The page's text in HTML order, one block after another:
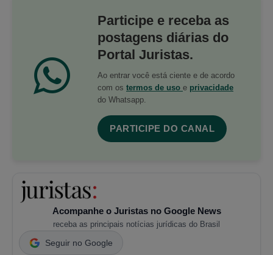
Participe e receba as
postagens diárias do
Portal Juristas.
Ao entrar você está ciente e de acordo
com os termos de uso e privacidade
do Whatsapp.
PARTICIPE DO CANAL
Acompanhe o Juristas no Google News
receba as principais notícias jurídicas do Brasil
Seguir no Google